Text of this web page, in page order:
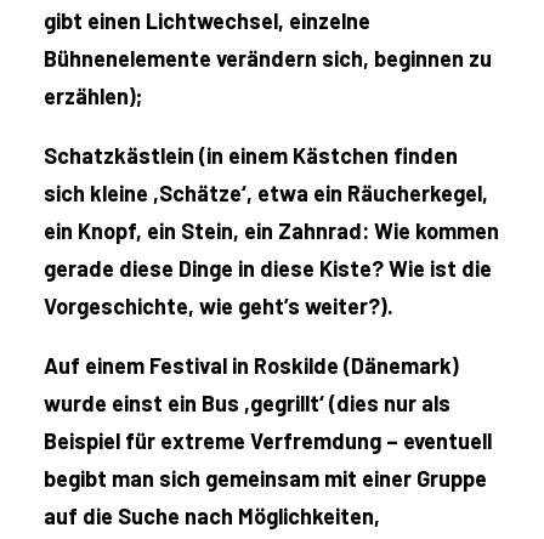
gibt einen Lichtwechsel, einzelne
Bühnenelemente verändern sich, beginnen zu
erzählen);
Schatzkästlein (in einem Kästchen finden
sich kleine ,Schätze‘, etwa ein Räucherkegel,
ein Knopf, ein Stein, ein Zahnrad: Wie kommen
gerade diese Dinge in diese Kiste? Wie ist die
Vorgeschichte, wie geht’s weiter?).
Auf einem Festival in Roskilde (Dänemark)
wurde einst ein Bus ,gegrillt‘ (dies nur als
Beispiel für extreme Verfremdung – eventuell
begibt man sich gemeinsam mit einer Gruppe
auf die Suche nach Möglichkeiten,